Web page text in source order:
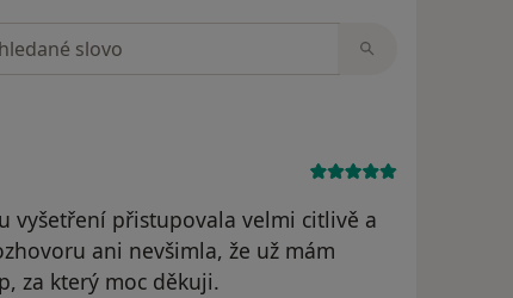
názorech
vyšetření přistupovala velmi citlivě a
ani nevšimla, že už mám
za který moc děkuji.